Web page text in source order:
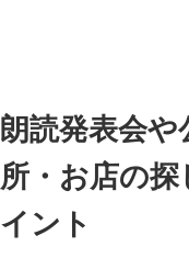
朗読発表会
所・お店の
イント